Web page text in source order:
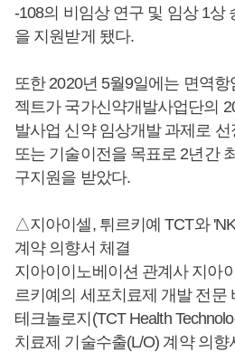
-108의 비임상 연구 및 임상 1상
을 지원받게 됐다.
또한 2020년 5월9일에는 면역항
젝트가 국가신약개발사업단의
발사업 신약 임상개발 과제로
또는 기술이전을 목표로 2년간
구지원을 받았다.
△지아이셀, 튀르키예 TCT와
계약 의향서 체결
지아이이노베이션 관계사 지아
르키예의 세포치료제 개발 전문
테크놀로지(TCT Health
치료제 기술수출(L/O) 계약 의향